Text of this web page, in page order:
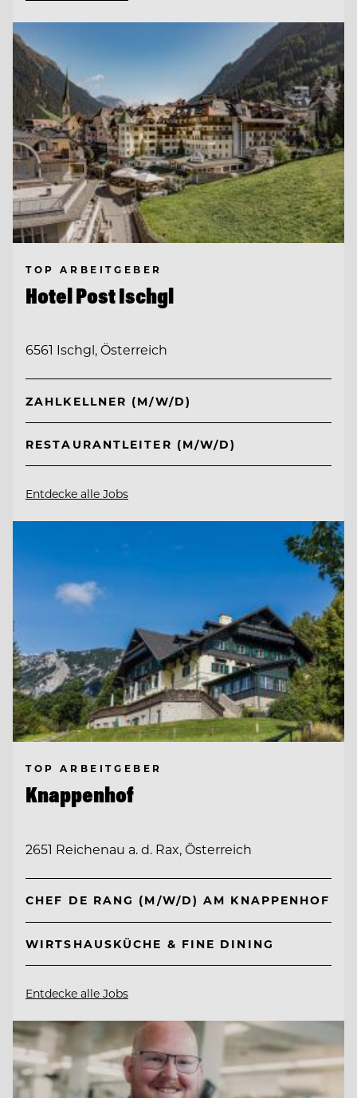
TOP ARBEITGEBER
Hotel Post Ischgl
6561 Ischgl, Österreich
ZAHLKELLNER (M/W/D)
RESTAURANTLEITER (M/W/D)
Entdecke alle Jobs
TOP ARBEITGEBER
Knappenhof
2651 Reichenau a. d. Rax, Österreich
CHEF DE RANG (M/W/D) AM KNAPPENHOF
WIRTSHAUSKÜCHE & FINE DINING
Entdecke alle Jobs